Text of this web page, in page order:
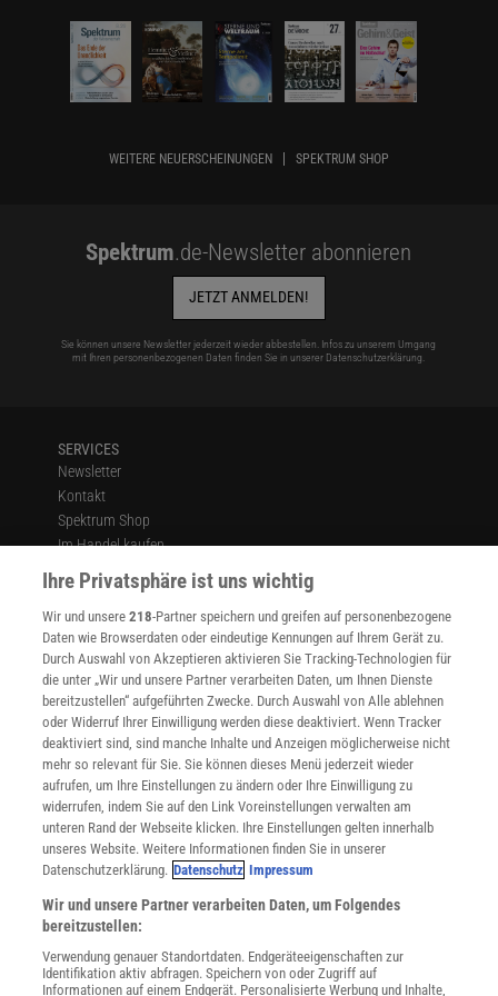
WEITERE NEUERSCHEINUNGEN SPEKTRUM SHOP
Spektrum.de-Newsletter abonnieren
JETZT ANMELDEN!
Sie können unsere Newsletter jederzeit wieder abbestellen. Infos zu unserem Umgang
mit Ihren personenbezogenen Daten finden Sie in unserer Datenschutzerklärung.
SERVICES
Newsletter
Kontakt
Spektrum Shop
Im Handel kaufen
Presse
Verträge kündigen
Widerruf
INFO
Mediadaten
Datenschutz
Nutzungsbedingungen
Cookie-Einstellungen
Utiq verwalten
Nutzungsbasierte Onlinewerbung
Alle Artikel
Impressum
Angebote für Schulen
Angebote für Institutionen
Sprachen lernen mit Gymglish
Lexika
Ihre Privatsphäre ist uns wichtig
Wir und unsere218-Partner speichern und greifen auf personenbezogene
Daten wie Browserdaten oder eindeutige Kennungen auf Ihrem Gerät zu.
Durch Auswahl von Akzeptieren aktivieren Sie Tracking-Technologien für
die unter „Wir und unsere Partner verarbeiten Daten, um Ihnen Dienste
bereitzustellen“ aufgeführten Zwecke. Durch Auswahl von Alle ablehnen
oder Widerruf Ihrer Einwilligung werden diese deaktiviert. Wenn Tracker
deaktiviert sind, sind manche Inhalte und Anzeigen möglicherweise nicht
mehr so relevant für Sie. Sie können dieses Menü jederzeit wieder
aufrufen, um Ihre Einstellungen zu ändern oder Ihre Einwilligung zu
widerrufen, indem Sie auf den Link Voreinstellungen verwalten am
unteren Rand der Webseite klicken. Ihre Einstellungen gelten innerhalb
unseres Website. Weitere Informationen finden Sie in unserer
Datenschutzerklärung. Datenschutz Impressum
Wir und unsere Partner verarbeiten Daten, um Folgendes
bereitzustellen:
Verwendung genauer Standortdaten. Endgeräteeigenschaften zur
Identifikation aktiv abfragen. Speichern von oder Zugriff auf
Informationen auf einem Endgerät. Personalisierte Werbung und Inhalte,